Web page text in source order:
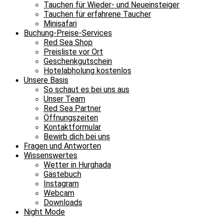
Tauchen für Wieder- und Neueinsteiger
Tauchen für erfahrene Taucher
Minisafari
Buchung-Preise-Services
Red Sea Shop
Preisliste vor Ort
Geschenkgutschein
Hotelabholung kostenlos
Unsere Basis
So schaut es bei uns aus
Unser Team
Red Sea Partner
Öffnungszeiten
Kontaktformular
Bewirb dich bei uns
Fragen und Antworten
Wissenswertes
Wetter in Hurghada
Gästebuch
Instagram
Webcam
Downloads
Night Mode